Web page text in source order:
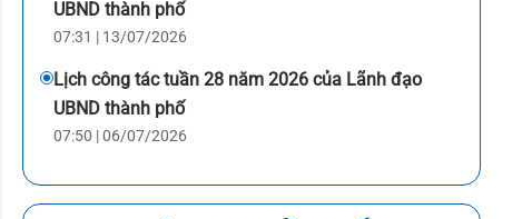
UBND thành phố
07:31 | 13/07/2026
Lịch công tác tuần 28 năm 2026 của Lãnh đạo
UBND thành phố
07:50 | 06/07/2026